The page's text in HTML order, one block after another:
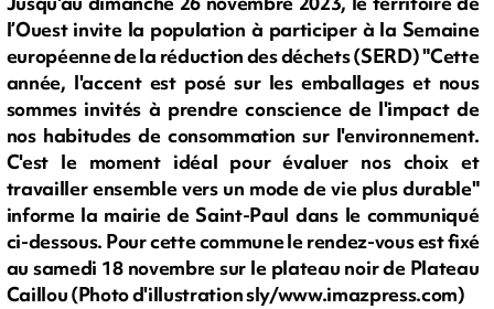
l’Ouest invite la population à participer à la Semaine
européenne de la réduction des déchets (SERD) "Cette
année, l'accent est posé sur les emballages et nous
sommes invités à prendre conscience de l'impact de
nos habitudes de consommation sur l'environnement.
C'est le moment idéal pour évaluer nos choix et
travailler ensemble vers un mode de vie plus durable"
informe la mairie de Saint-Paul dans le communiqué
ci-dessous. Pour cette commune le rendez-vous est fixé
au samedi 18 novembre sur le plateau noir de Plateau
Caillou (Photo d'illustration sly/www.imazpress.com)